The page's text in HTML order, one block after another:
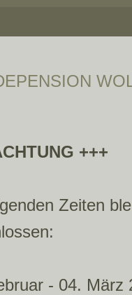
+++
Zeiten
- 04. März